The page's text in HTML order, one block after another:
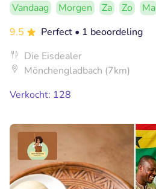
Vandaag Morgen Za Zo Ma
9.5
Perfect • 1 beoordeling
Die Eisdealer
Mönchengladbach (7km)
Verkocht: 128